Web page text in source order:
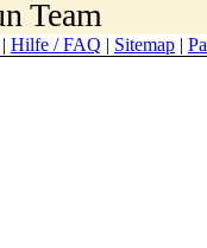
Team
| Hilfe / FAQ | Sitemap |